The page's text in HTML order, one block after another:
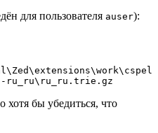
для пользователя auser):
ru_ru\ru_ru.trie.gz
бы убедиться, что